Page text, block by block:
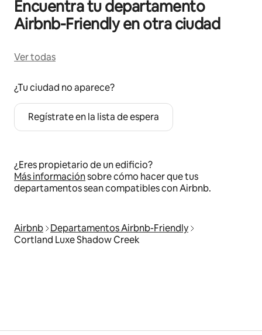
Encuentra tu departamento
Airbnb-Friendly en otra ciudad
Ver todas
¿Tu ciudad no aparece?
Regístrate en la lista de espera
¿Eres propietario de un edificio?
Más informaciónsobre cómo hacer que tus
departamentos sean compatibles con Airbnb.
Airbnb
Departamentos Airbnb-Friendly
Cortland Luxe Shadow Creek